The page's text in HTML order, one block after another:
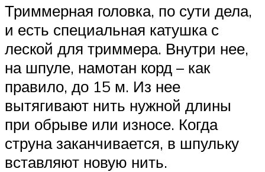
Триммерная головка, по сути дела,
и есть специальная катушка с
леской для триммера. Внутри нее,
на шпуле, намотан корд – как
правило, до 15 м. Из нее
вытягивают нить нужной длины
при обрыве или износе. Когда
струна заканчивается, в шпульку
вставляют новую нить.